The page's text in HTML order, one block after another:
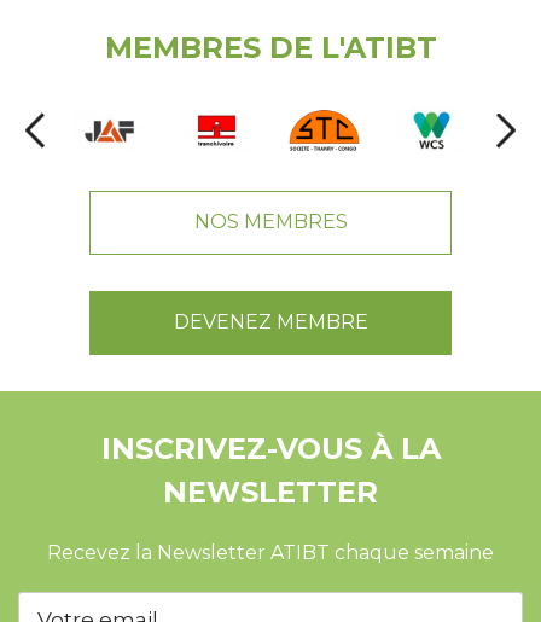
MEMBRES DE L'ATIBT
NOS MEMBRES
DEVENEZ MEMBRE
INSCRIVEZ-VOUS À LA
NEWSLETTER
Recevez la Newsletter ATIBT chaque semaine